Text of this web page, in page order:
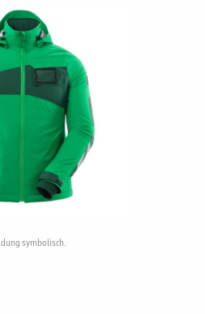
symbolisch.